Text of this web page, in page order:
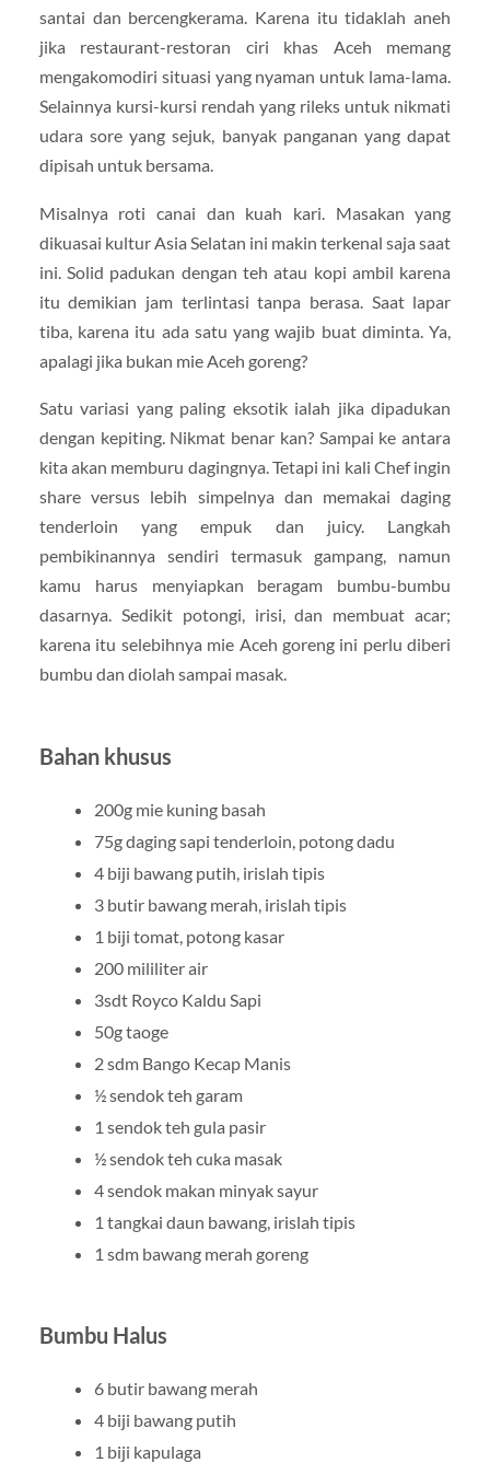
santai dan bercengkerama. Karena itu tidaklah aneh
jika restaurant-restoran ciri khas Aceh memang
mengakomodiri situasi yang nyaman untuk lama-lama.
Selainnya kursi-kursi rendah yang rileks untuk nikmati
udara sore yang sejuk, banyak panganan yang dapat
dipisah untuk bersama.
Misalnya roti canai dan kuah kari. Masakan yang
dikuasai kultur Asia Selatan ini makin terkenal saja saat
ini. Solid padukan dengan teh atau kopi ambil karena
itu demikian jam terlintasi tanpa berasa. Saat lapar
tiba, karena itu ada satu yang wajib buat diminta. Ya,
apalagi jika bukan mie Aceh goreng?
Satu variasi yang paling eksotik ialah jika dipadukan
dengan kepiting. Nikmat benar kan? Sampai ke antara
kita akan memburu dagingnya. Tetapi ini kali Chef ingin
share versus lebih simpelnya dan memakai daging
tenderloin yang empuk dan juicy. Langkah
pembikinannya sendiri termasuk gampang, namun
kamu harus menyiapkan beragam bumbu-bumbu
dasarnya. Sedikit potongi, irisi, dan membuat acar;
karena itu selebihnya mie Aceh goreng ini perlu diberi
bumbu dan diolah sampai masak.
Bahan khusus
200g mie kuning basah
75g daging sapi tenderloin, potong dadu
4 biji bawang putih, irislah tipis
3 butir bawang merah, irislah tipis
1 biji tomat, potong kasar
200 mililiter air
3sdt Royco Kaldu Sapi
50g taoge
2 sdm Bango Kecap Manis
½ sendok teh garam
1 sendok teh gula pasir
½ sendok teh cuka masak
4 sendok makan minyak sayur
1 tangkai daun bawang, irislah tipis
1 sdm bawang merah goreng
Bumbu Halus
6 butir bawang merah
4 biji bawang putih
1 biji kapulaga